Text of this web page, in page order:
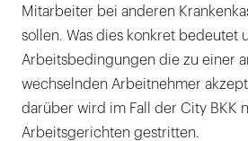
Mitarbeiter bei anderen
sollen. Was dies konkret bedeutet
Arbeitsbedingungen die zu einer
wechselnden Arbeitnehmer
darüber wird im Fall der City BKK
Arbeitsgerichten gestritten.